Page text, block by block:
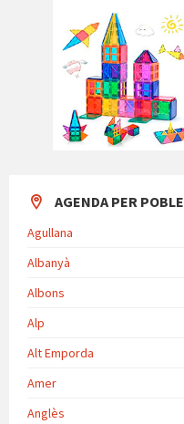
AGENDA PER POBLE
Agullana
Albanyà
Albons
Alp
Alt Emporda
Amer
Anglès